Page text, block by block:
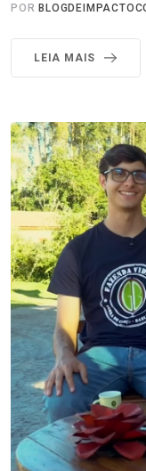
POR
LEIA MAIS